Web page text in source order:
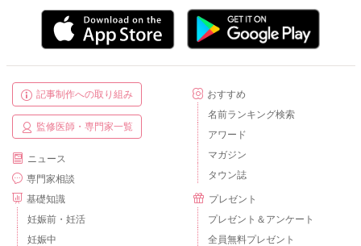
記事制作への取り組み
監修医師・専門家一覧
ニュース
専門家相談
基礎知識
妊娠前・妊活
妊娠中
おすすめ
名前ランキング検索
アワード
マガジン
タウン誌
プレゼント
プレゼント＆アンケート
全員無料プレゼント